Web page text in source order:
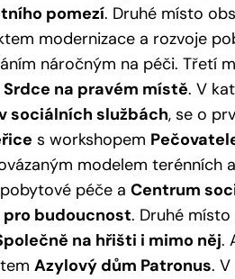
pomezí. Druhé místo
modernizace a rozvoje
náročným na péči. Třetí
Srdce na pravém místě. V
sociálních službách, se o
s workshopem
modelem terénních
péče a Centrum
budoucnost. Druhé místo
na hřišti i mimo něj.
Azylový dům Patronus.